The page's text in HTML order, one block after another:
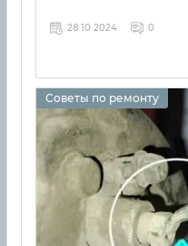
28 10 2024 0
Советы по ремонту